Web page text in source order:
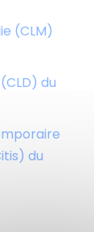
(CLM)
du
du